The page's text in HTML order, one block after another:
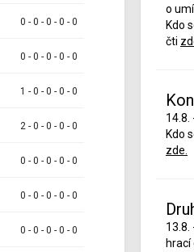
0 - 0 - 0 - 0 - 0
0 - 0 - 0 - 0 - 0
1 - 0 - 0 - 0 - 0
2 - 0 - 0 - 0 - 0
0 - 0 - 0 - 0 - 0
0 - 0 - 0 - 0 - 0
0 - 0 - 0 - 0 - 0
o
Kdo
čti
14.8.
Kdo
zde.
13.8.